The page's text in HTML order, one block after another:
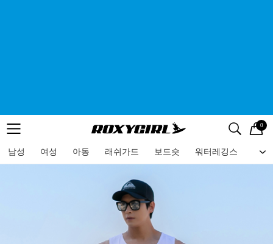
메뉴 검색
로고 0
남성 여성 아동 래쉬가드 보드숏 워터레깅스 비
메뉴